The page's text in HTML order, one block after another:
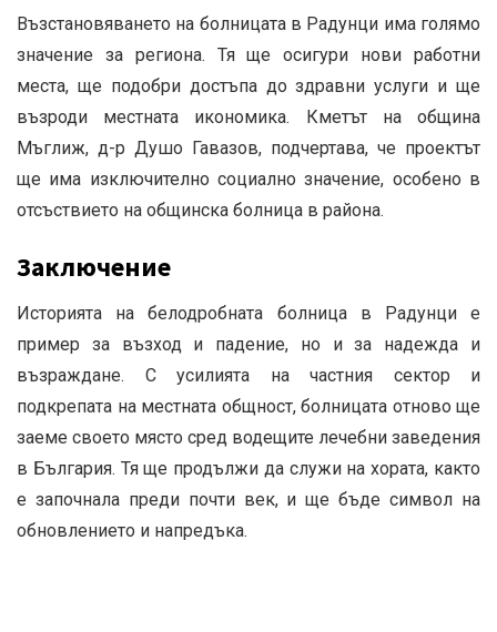
Възстановяването на болницата в Радунци има голямо
значение за региона.
Тя ще осигури нови работни
места, ще подобри достъпа до здравни услуги и ще
възроди местната икономика.
Кметът на община
Мъглиж, д-р Душо Гавазов, подчертава, че проектът
ще има изключително социално значение, особено в
отсъствието на общинска болница в района.
Заключение
Историята на белодробната болница в Радунци е
пример за възход и падение, но и за надежда и
възраждане.
С усилията на частния сектор и
подкрепата на местната общност, болницата отново ще
заеме своето място сред водещите лечебни заведения
в България. Тя ще продължи да служи на хората, както
е започнала преди почти век, и ще бъде символ на
обновлението и напредъка.